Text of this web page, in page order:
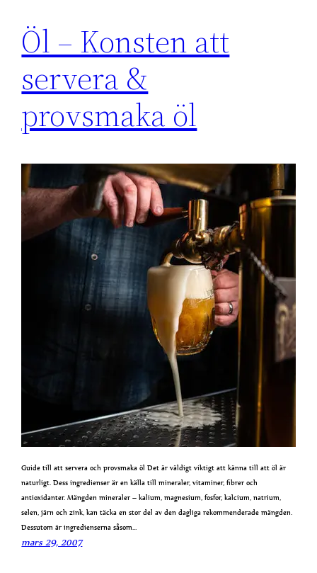
Öl – Konsten att
servera &
provsmaka öl
Guide till att servera och provsmaka öl Det är väldigt viktigt att känna till att öl är
naturligt. Dess ingredienser är en källa till mineraler, vitaminer, fibrer och
antioxidanter. Mängden mineraler – kalium, magnesium, fosfor, kalcium, natrium,
selen, järn och zink, kan täcka en stor del av den dagliga rekommenderade mängden.
Dessutom är ingredienserna såsom…
mars 29, 2007